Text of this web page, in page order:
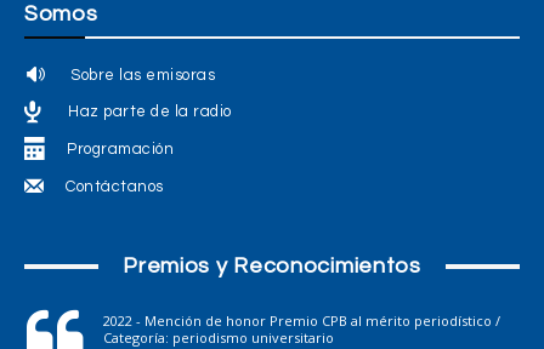
Somos
Sobre las emisoras
Haz parte de la radio
Programación
Contáctanos
Premios y Reconocimientos
2022 - Mención de honor Premio CPB al mérito periodístico /
Categoría: periodismo universitario